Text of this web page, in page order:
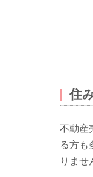
住
不動産
る方も
りませ